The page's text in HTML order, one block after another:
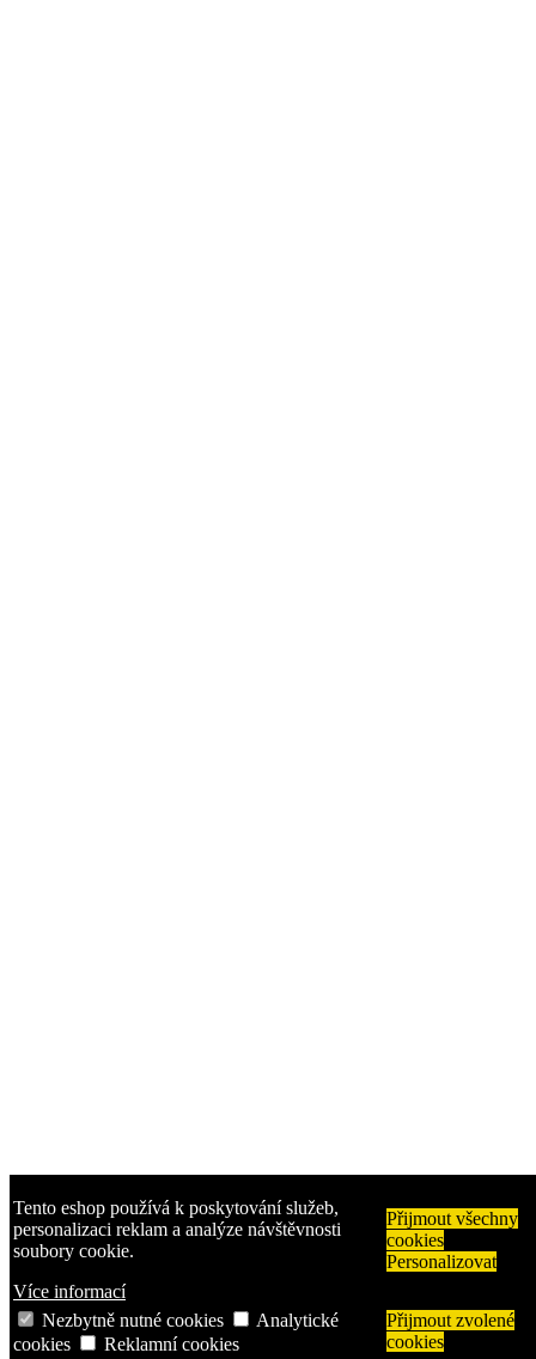
Tento eshop používá k poskytování služeb,
personalizaci reklam a analýze návštěvnosti
soubory cookie.
Více informací
Přijmout všechny
cookies
Personalizovat
Nezbytně nutné cookies
Analytické
cookies
Reklamní cookies
Přijmout zvolené
cookies